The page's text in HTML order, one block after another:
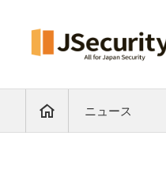
ニュース